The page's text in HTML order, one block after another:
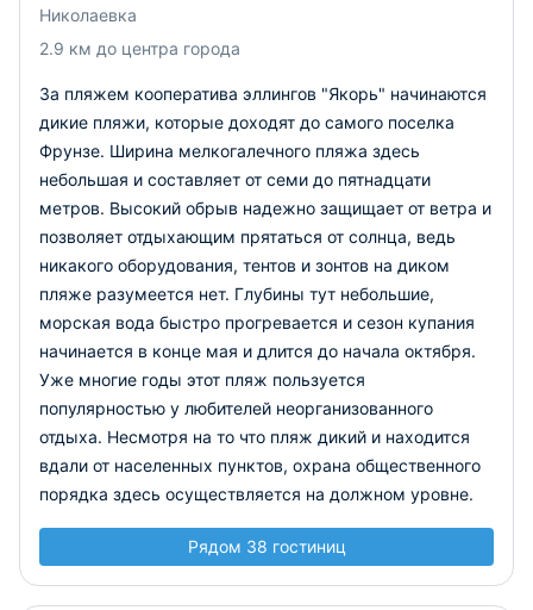
Николаевка
2.9 км до центра города
За пляжем кооператива эллингов "Якорь" начинаются
дикие пляжи, которые доходят до самого поселка
Фрунзе. Ширина мелкогалечного пляжа здесь
небольшая и составляет от семи до пятнадцати
метров. Высокий обрыв надежно защищает от ветра и
позволяет отдыхающим прятаться от солнца, ведь
никакого оборудования, тентов и зонтов на диком
пляже разумеется нет. Глубины тут небольшие,
морская вода быстро прогревается и сезон купания
начинается в конце мая и длится до начала октября.
Уже многие годы этот пляж пользуется
популярностью у любителей неорганизованного
отдыха. Несмотря на то что пляж дикий и находится
вдали от населенных пунктов, охрана общественного
порядка здесь осуществляется на должном уровне.
Рядом 38 гостиниц